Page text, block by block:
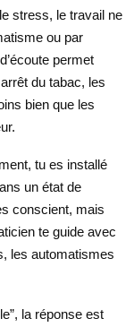
stress, le travail ne
ou par
permet
du tabac, les
bien que les
tu es installé
un état de
conscient, mais
te guide avec
les automatismes
la réponse est